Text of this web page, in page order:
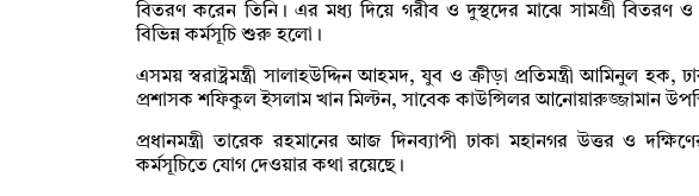
বিতরণ করেন তিনি। এর মধ্য দিয়ে গরীব ও দুস্থদের মাঝে সামগ্রী বিতরণ ও
বিভিন্ন কর্মসূচি শুরু হলো।
এসময় স্বরাষ্ট্রমন্ত্রী সালাহউদ্দিন আহমদ, যুব ও ক্রীড়া প্রতিমন্ত্রী আমিনুল হক,
প্রশাসক শফিকুল ইসলাম খান মিল্টন, সাবেক কাউন্সিলর আনোয়ারুজ্জামান
প্রধানমন্ত্রী তারেক রহমানের আজ দিনব্যাপী ঢাকা মহানগর উত্তর ও
কর্মসূচিতে যোগ দেওয়ার কথা রয়েছে।